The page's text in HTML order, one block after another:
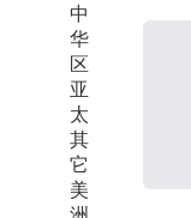
中
华
区
亚
太
其
它
美